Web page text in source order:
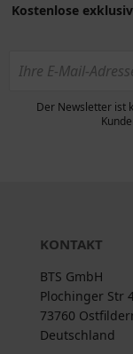
Kostenlose
Der Newsletter ist
KONTAKT
BTS GmbH
Plochinger Str
73760
Deutschland